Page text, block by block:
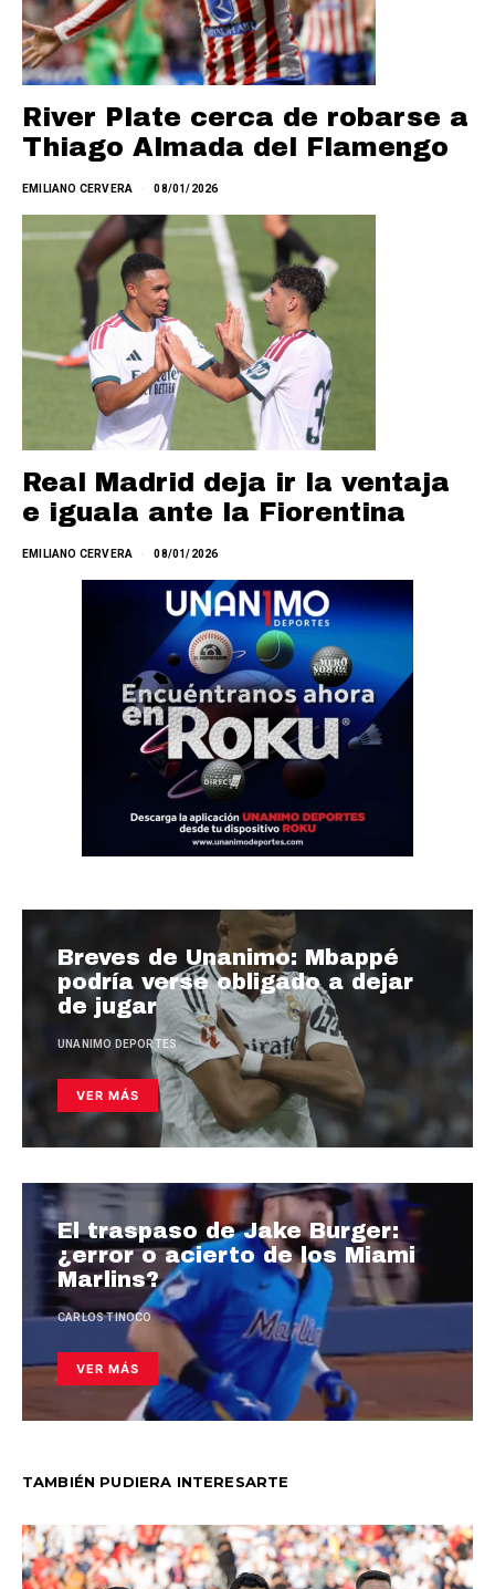
River Plate cerca de robarse a
Thiago Almada del Flamengo
EMILIANO CERVERA 08/01/2026
Real Madrid deja ir la ventaja
e iguala ante la Fiorentina
EMILIANO CERVERA 08/01/2026
Breves de Unanimo: Mbappé
podría verse obligado a dejar
de jugar
UNANIMO DEPORTES
VER MÁS
El traspaso de Jake Burger:
¿error o acierto de los Miami
Marlins?
CARLOS TINOCO
VER MÁS
TAMBIÉN PUDIERA INTERESARTE